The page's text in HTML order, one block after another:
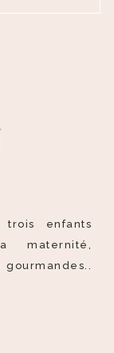
enfants
maternité,